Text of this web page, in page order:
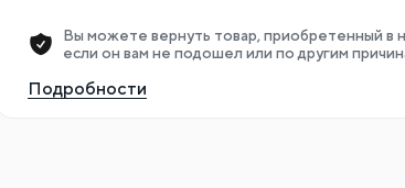
Вы можете вернуть товар, приобретенный в
если он вам не подошел или по другим
Подробности